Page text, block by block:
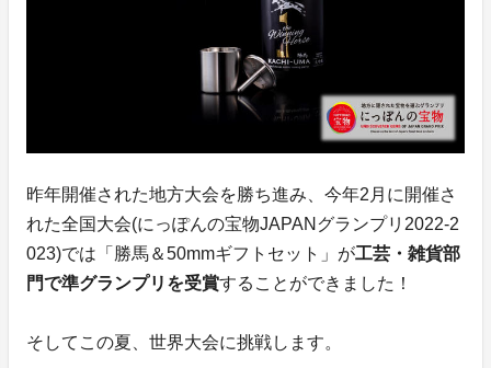
昨年開催された地方大会を勝ち進み、今年2月に開催さ
れた全国大会(にっぽんの宝物JAPANグランプリ2022-2
023)では「勝馬＆50mmギフトセット」が工芸・雑貨部
門で準グランプリを受賞することができました！
そしてこの夏、世界大会に挑戦します。